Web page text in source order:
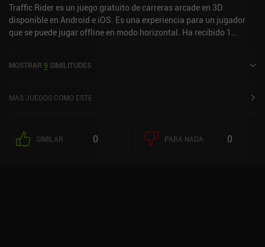
Traffic Rider es un juego gratuito de carreras arcade en 3D
disponible en Android e iOS. Es una experiencia para un jugador
que se puede jugar offline en modo horizontal. Ha recibido 1
5,0 en Google Play y de 4,6 sobre 5,0 en la App Store de iOS.
MOSTRAR 9 SIMILITUDES
MÁS JUEGOS COMO ESTE
SIMILAR 0 PARA NADA 0